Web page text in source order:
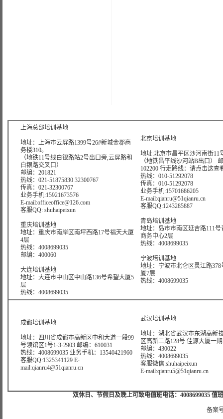
上海总部培训基地
地址：上海市云屏路1399号26#新城金郡商
务楼310。
（地铁11号线白银路站2号出口旁,云屏路和
白银路交叉口）
邮编：201821
热线：021-51875830 32300767
传真：021-32300767
业务手机:15921673576
E-mail:officeoffice@126.com
客服QQ: shuhaipeixun
重庆培训基地
地址：重庆市南岸区南坪西路17号福天大厦
4层
热线：4008699035
邮编：400060
大连培训基地
地址：大连市中山区中山路136号希望大厦5
层
热线：4008699035
北京培训基地
地址:北京市昌平区沙河南街11
（地铁昌平线沙河站B出口）
102200 行走路线： 请点击这查
热线：010-51292078
传真：010-51292078
业务手机:15701686205
E-mail:qianru@51qianru.cn
客服QQ:1243285887
青岛培训基地
地址：岛市市南区延吉路111号
商务中心2层
热线：4008699035
宁波培训基地
地址：宁波市北仑区灵江路378
厦7层
热线：4008699035
成都培训基地
地址：四川省成都市高新区中和大道一段99
号领馆区1号1-3-2903 邮编：610031
热线：4008699035 业务手机：13540421960
客服QQ:1325341129 E-
mail:qianru4@51qianru.cn
武汉培训基地
地址：湖北省武汉市东湖高新
区高新二路128号 佳源大厦一
邮编：430022
热线：4008699035
客服微信:shuhaipeixun
E-mail:qianru5@51qianru.cn
双休日、节假日及晚上可致电值班电话：4008699035 值
备案